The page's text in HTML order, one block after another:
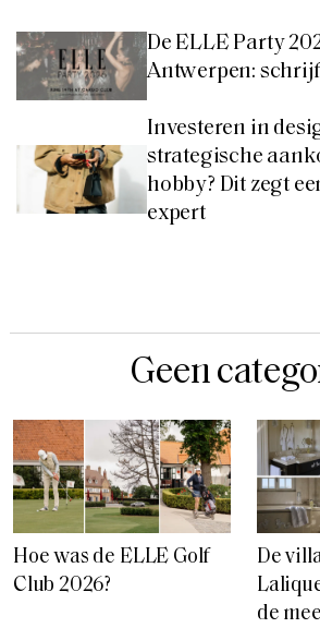
De ELLE Party
Antwerpen:
Investeren in
strategische
hobby? Dit zegt
expert
Geen
Hoe was de ELLE Golf
Club 2026?
De
de